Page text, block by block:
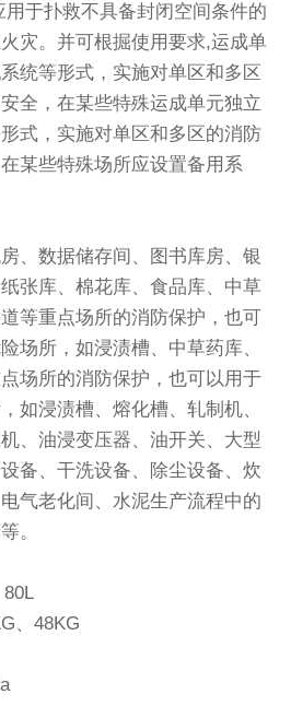
于扑救不具备封闭空间条件的
灾。并可根掘使用要求,运成单
统等形式，实施对单区和多区
全，在某些特殊运成单元独立
式，实施对单区和多区的消防
某些特殊场所应设置备用系
、数据储存间、图书库房、银
张库、棉花库、食品库、中草
等重点场所的消防保护，也可
场所，如浸渍槽、中草药库、
场所的消防保护，也可以用于
如浸渍槽、熔化槽、轧制机、
、油浸变压器、油开关、大型
备、干洗设备、除尘设备、炊
气老化间、水泥生产流程中的
。
、48KG